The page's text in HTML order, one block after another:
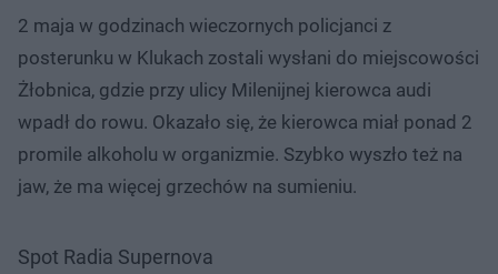
2 maja w godzinach wieczornych policjanci z
posterunku w Klukach zostali wysłani do miejscowości
Żłobnica, gdzie przy ulicy Milenijnej kierowca audi
wpadł do rowu. Okazało się, że kierowca miał ponad 2
promile alkoholu w organizmie. Szybko wyszło też na
jaw, że ma więcej grzechów na sumieniu.
Spot Radia Supernova